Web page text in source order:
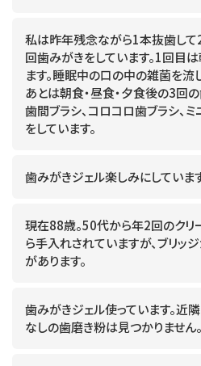
私は昨年残念ながら1本抜歯して
回歯みがきをしています。1回目
ます。睡眠中の口の中の雑菌を流
あとは朝食・昼食・夕食後の3回
歯間ブラシ、コロコロ歯ブラシ、
をしています。
歯みがきジェル楽しみにしていま
現在88歳。50代から年2回のクリ
ら手入れされていますが、ブリ
があります。
歯みがきジェル使っています。近
なしの歯磨き粉は見つかりません。